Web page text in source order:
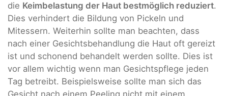
die Keimbelastung der Haut bestmöglich reduziert.
Dies verhindert die Bildung von Pickeln und
Mitessern. Weiterhin sollte man beachten, dass
nach einer Gesichtsbehandlung die Haut oft gereizt
ist und schonend behandelt werden sollte. Dies ist
vor allem wichtig wenn man Gesichtspflege jeden
Tag betreibt. Beispielsweise sollte man sich das